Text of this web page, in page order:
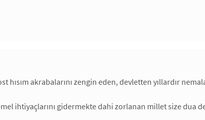
hısım akrabalarını zengin eden, devletten yıllardır
ihtiyaçlarını gidermekte dahi zorlanan millet size dua